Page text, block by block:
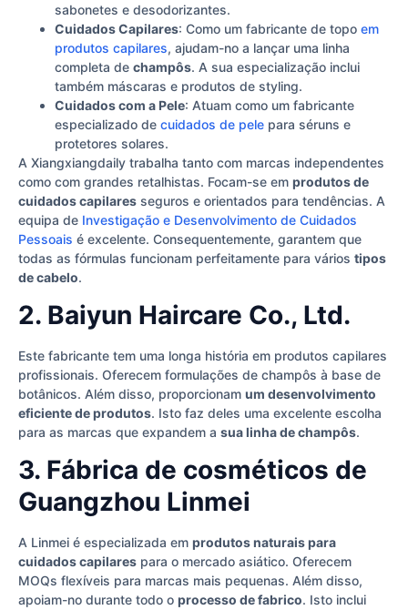
sabonetes e desodorizantes.
Cuidados Capilares: Como um fabricante de topo em
produtos capilares, ajudam-no a lançar uma linha
completa de champôs. A sua especialização inclui
também máscaras e produtos de styling.
Cuidados com a Pele: Atuam como um fabricante
especializado de cuidados de pele para séruns e
protetores solares.
A Xiangxiangdaily trabalha tanto com marcas independentes
como com grandes retalhistas. Focam-se em produtos de
cuidados capilares seguros e orientados para tendências. A
equipa de Investigação e Desenvolvimento de Cuidados
Pessoais é excelente. Consequentemente, garantem que
todas as fórmulas funcionam perfeitamente para vários tipos
de cabelo.
2. Baiyun Haircare Co., Ltd.
Este fabricante tem uma longa história em produtos capilares
profissionais. Oferecem formulações de champôs à base de
botânicos. Além disso, proporcionam um desenvolvimento
eficiente de produtos. Isto faz deles uma excelente escolha
para as marcas que expandem a sua linha de champôs.
3. Fábrica de cosméticos de
Guangzhou Linmei
A Linmei é especializada em produtos naturais para
cuidados capilares para o mercado asiático. Oferecem
MOQs flexíveis para marcas mais pequenas. Além disso,
apoiam-no durante todo o processo de fabrico. Isto inclui